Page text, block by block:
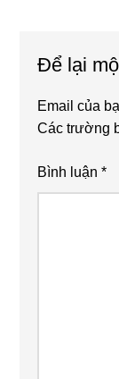
Để lại
Email của
Các trường
Bình luận*